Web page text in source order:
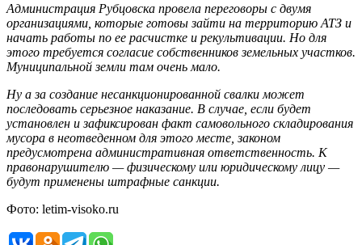
Администрация Рубцовска провела переговоры с двумя
организациями, которые готовы зайти на территорию АТЗ и
начать работы по ее расчистке и рекультивации. Но для
этого требуется согласие собственников земельных участков.
Муниципальной земли там очень мало.
Ну а за создание несанкционированной свалки может
последовать серьезное наказание. В случае, если будет
установлен и зафиксирован факт самовольного складирования
мусора в неотведенном для этого месте, законом
предусмотрена административная ответственность. К
правонарушителю — физическому или юридическому лицу —
будут применены штрафные санкции.
Фото: letim-visoko.ru